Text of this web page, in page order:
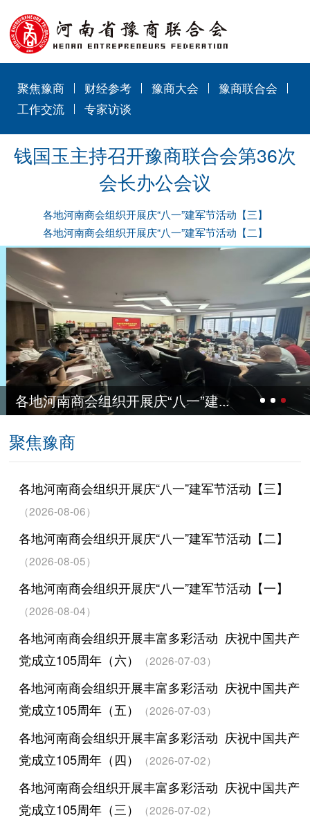
聚焦豫商 财经参考 豫商大会
豫商联合会
工作交流
专家访谈
钱国玉主持召开豫商联合会第36次
会长办公会议
各地河南商会组织开展庆“八一”建军节活动【三】
各地河南商会组织开展庆“八一”建军节活动【二】
一”建... 各地河南商会组织开展庆
聚焦豫商
各地河南商会组织开展庆“八一”建军节活动【三】
（2026-08-06）
各地河南商会组织开展庆“八一”建军节活动【二】
（2026-08-05）
各地河南商会组织开展庆“八一”建军节活动【一】
（2026-08-04）
各地河南商会组织开展丰富多彩活动 庆祝中国共产
党成立105周年（六）
（2026-07-03）
各地河南商会组织开展丰富多彩活动 庆祝中国共产
党成立105周年（五）
（2026-07-03）
各地河南商会组织开展丰富多彩活动 庆祝中国共产
党成立105周年（四）
（2026-07-02）
各地河南商会组织开展丰富多彩活动 庆祝中国共产
党成立105周年（三）
（2026-07-02）